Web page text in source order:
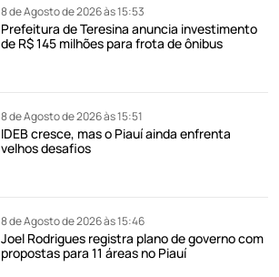
8 de Agosto de 2026 às 15:53
Prefeitura de Teresina anuncia investimento
de R$ 145 milhões para frota de ônibus
8 de Agosto de 2026 às 15:51
IDEB cresce, mas o Piauí ainda enfrenta
velhos desafios
8 de Agosto de 2026 às 15:46
Joel Rodrigues registra plano de governo com
propostas para 11 áreas no Piauí